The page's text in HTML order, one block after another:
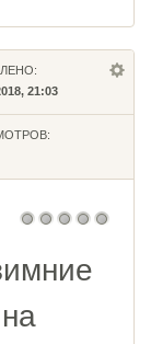
21:03